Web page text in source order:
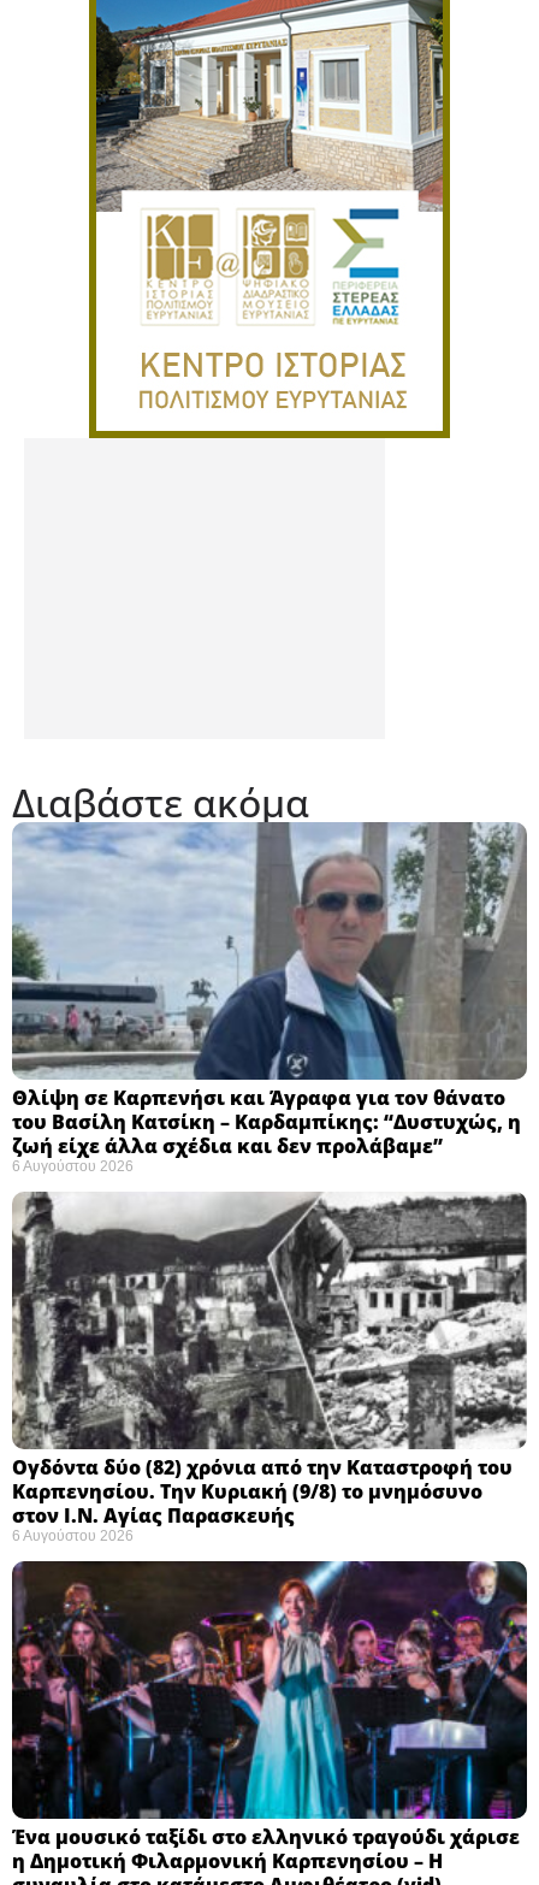
Διαβάστε ακόμα
Θλίψη σε Καρπενήσι και Άγραφα για τον θάνατο
του Βασίλη Κατσίκη – Καρδαμπίκης: “Δυστυχώς, η
ζωή είχε άλλα σχέδια και δεν προλάβαμε”
6 Αυγούστου 2026
Ογδόντα δύο (82) χρόνια από την Καταστροφή του
Καρπενησίου. Την Κυριακή (9/8) το μνημόσυνο
στον Ι.Ν. Αγίας Παρασκευής
6 Αυγούστου 2026
Ένα μουσικό ταξίδι στο ελληνικό τραγούδι χάρισε
η Δημοτική Φιλαρμονική Καρπενησίου – Η